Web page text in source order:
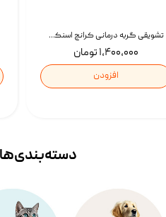
تشویقی گربه درمانی کرانچ اسنکی با طعم میکس Snacky Crunch Cat Treats وزن 60 گرم بسته 4 عددی
۱,۴۰۰,۰۰۰ تومان
افزودن